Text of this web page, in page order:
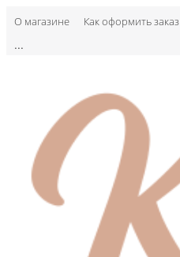
О магазине Как оформить заказ
...